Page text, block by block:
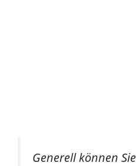
Generell können